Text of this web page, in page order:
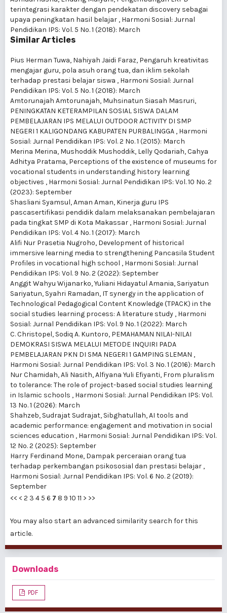
terintegrasi karakter dengan pendekatan discovery sebagai
upaya peningkatan hasil belajar , Harmoni Sosial: Jurnal
Pendidikan IPS: Vol. 5 No. 1 (2018): March
Similar Articles
Pius Herman Tuwa, Nahiyah Jaidi Faraz, Pengaruh kreativitas
mengajar guru, pola asuh orang tua, dan iklim sekolah
terhadap prestasi belajar siswa , Harmoni Sosial: Jurnal
Pendidikan IPS: Vol. 5 No. 1 (2018): March
Amtorunajah Amtorunajah, Muhsinatun Siasah Masruri,
PENINGKATAN KETERAMPILAN SOSIAL SISWA DALAM
PEMBELAJARAN IPS MELALUI OUTDOOR ACTIVITY DI SMP
NEGERI 1 KALIGONDANG KABUPATEN PURBALINGGA , Harmoni
Sosial: Jurnal Pendidikan IPS: Vol. 2 No. 1 (2015): March
Merina Merina, Mushoddik Mushoddik, Lelly Qodariah, Cahya
Adhitya Pratama, Perceptions of the existence of museums for
vocational students in understanding history learning
objectives , Harmoni Sosial: Jurnal Pendidikan IPS: Vol. 10 No. 2
(2023): September
Shasliani Syamsul, Aman Aman, Kinerja guru IPS
pascasertifikasi pendidik dalam melaksanakan pembelajaran
pada tingkat SMP di Kota Makassar , Harmoni Sosial: Jurnal
Pendidikan IPS: Vol. 4 No. 1 (2017): March
Alifi Nur Prasetia Nugroho, Development of historical
immersive learning media to strengthening Pancasila Student
Profiles in vocational high school , Harmoni Sosial: Jurnal
Pendidikan IPS: Vol. 9 No. 2 (2022): September
Anggit Wahyu Wijanarko, Yuliani Hidayatul Amania, Sariyatun
Sariyatun, Syahri Ramadan, IT synergy in the application of
Technological Pedagogical Content Knowledge (TPACK) in the
social studies learning process: A literature study , Harmoni
Sosial: Jurnal Pendidikan IPS: Vol. 9 No. 1 (2022): March
C. Christopel, Sodiq A. Kuntoro, PEMAHAMAN NILAI-NILAI
DEMOKRASI SISWA MELALUI METODE INQUIRI PADA
PEMBELAJARAN PKN DI SMA NEGERI 1 GAMPING SLEMAN ,
Harmoni Sosial: Jurnal Pendidikan IPS: Vol. 3 No. 1 (2016): March
Nur Chamidah, Ali Nasith, Alfiyana Yuli Efiyanti, From pluralism
to tolerance: The role of project-based social studies learning
in Islamic schools , Harmoni Sosial: Jurnal Pendidikan IPS: Vol.
13 No. 1 (2026): March
Shahzeb, Sudrajat Sudrajat, Sibghatullah,AI tools and
academic performance: engagement and motivation in social
sciences education , Harmoni Sosial: Jurnal Pendidikan IPS: Vol.
12 No. 2 (2025): September
Harry Ferdinand Mone, Dampak perceraian orang tua
terhadap perkembangan psikososial dan prestasi belajar ,
Harmoni Sosial: Jurnal Pendidikan IPS: Vol. 6 No. 2 (2019):
September
<< < 2 3 4 5 6 7 8 9 10 11 > >>
You may also start an advanced similarity search for this
article.
Downloads
PDF